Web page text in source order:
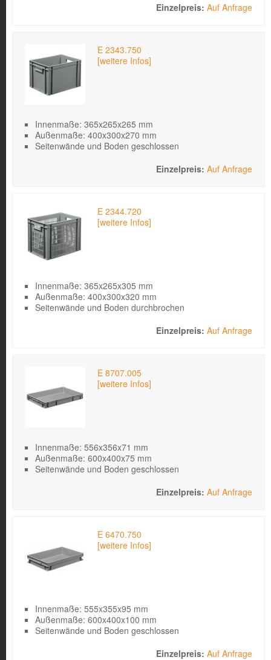
Auf Anfrage
E 2343.750
[weitere Infos]
Innenmaße: 365x265x265 mm
Außenmaße: 400x300x270 mm
Seitenwände und Boden geschlossen
Auf Anfrage
E 2344.720
[weitere Infos]
Innenmaße: 365x265x305 mm
Außenmaße: 400x300x320 mm
Seitenwände und Boden durchbrochen
Auf Anfrage
E 8707.005
[weitere Infos]
Innenmaße: 556x356x71 mm
Außenmaße: 600x400x75 mm
Seitenwände und Boden geschlossen
Auf Anfrage
E 6470.750
[weitere Infos]
Innenmaße: 555x355x95 mm
Außenmaße: 600x400x100 mm
Seitenwände und Boden geschlossen
Auf Anfrage